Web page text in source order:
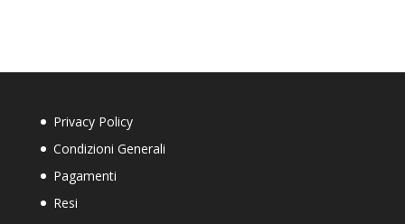
Privacy Policy
Condizioni Generali
Pagamenti
Resi